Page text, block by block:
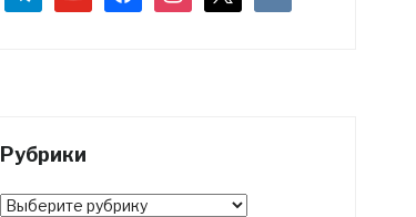
Рубрики
Рубрики